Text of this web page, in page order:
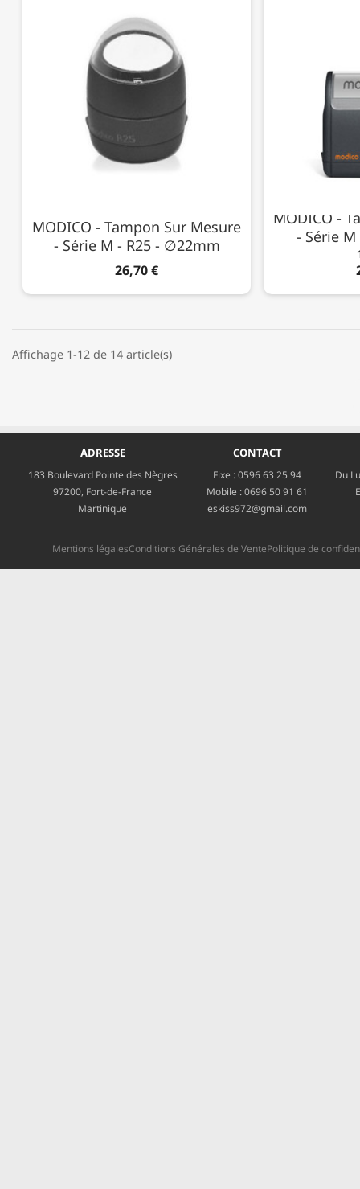
MODICO - Tampon Sur Mesure
- Série M - R25 - ∅22mm
26,70 €
MODICO -
- Série
Affichage 1-12 de 14 article(s)
ADRESSE
183 Boulevard Pointe des Nègres
97200, Fort-de-France
Martinique
CONTACT
Fixe :0596 63 25 94
Mobile :0696 50 91 61
eskiss972@gmail.com
Du
Mentions légalesConditions Générales de VentePolitique de